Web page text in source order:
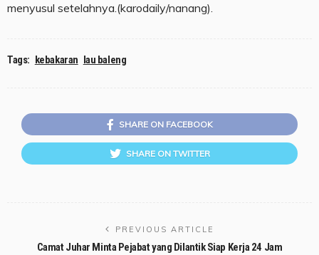
menyusul setelahnya.(karodaily/nanang).
Tags: kebakaran lau baleng
SHARE ON FACEBOOK
SHARE ON TWITTER
PREVIOUS ARTICLE
Camat Juhar Minta Pejabat yang Dilantik Siap Kerja 24 Jam